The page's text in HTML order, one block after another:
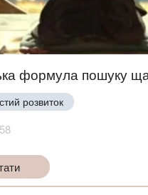
формула пошуку
розвиток